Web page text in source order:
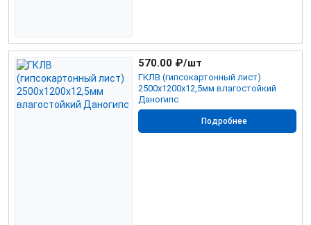
ГКЛВ (гипсокартонный лист)
2500х1200х12,5мм влагостойкий
Даногипс
570.00 ₽/шт
Подробнее